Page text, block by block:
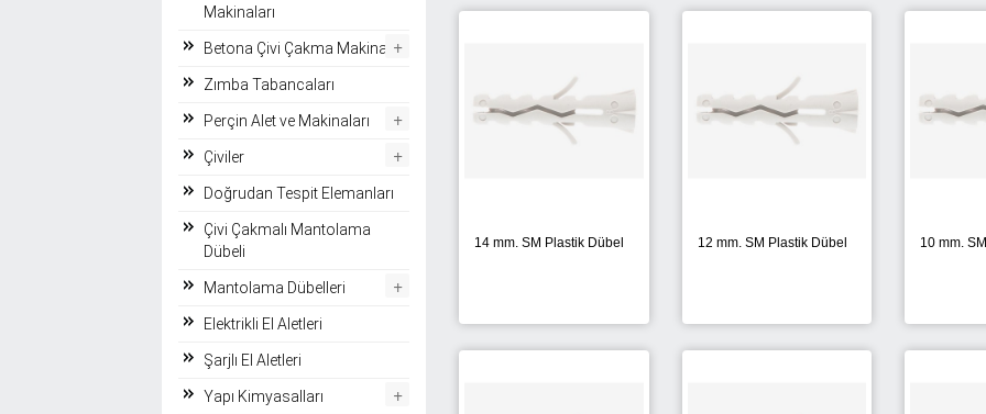
14 mm. SM Plastik Dübel 12 mm. SM Plastik Dübel 10 mm.
Makinaları
Betona Çivi Çakma Makinaları
+
Zımba Tabancaları
Perçin Alet ve Makinaları +
Çiviler +
Doğrudan Tespit Elemanları
Çivi Çakmalı Mantolama
Dübeli
Mantolama Dübelleri +
Elektrikli El Aletleri
Şarjlı El Aletleri
Yapı Kimyasalları +